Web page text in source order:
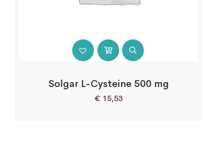
Solgar L-Cysteine 500 mg
€ 15,53